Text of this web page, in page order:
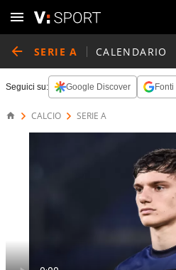
SERIE A CALENDARIO
Seguici su: Google Discover
CALCIO SERIE A